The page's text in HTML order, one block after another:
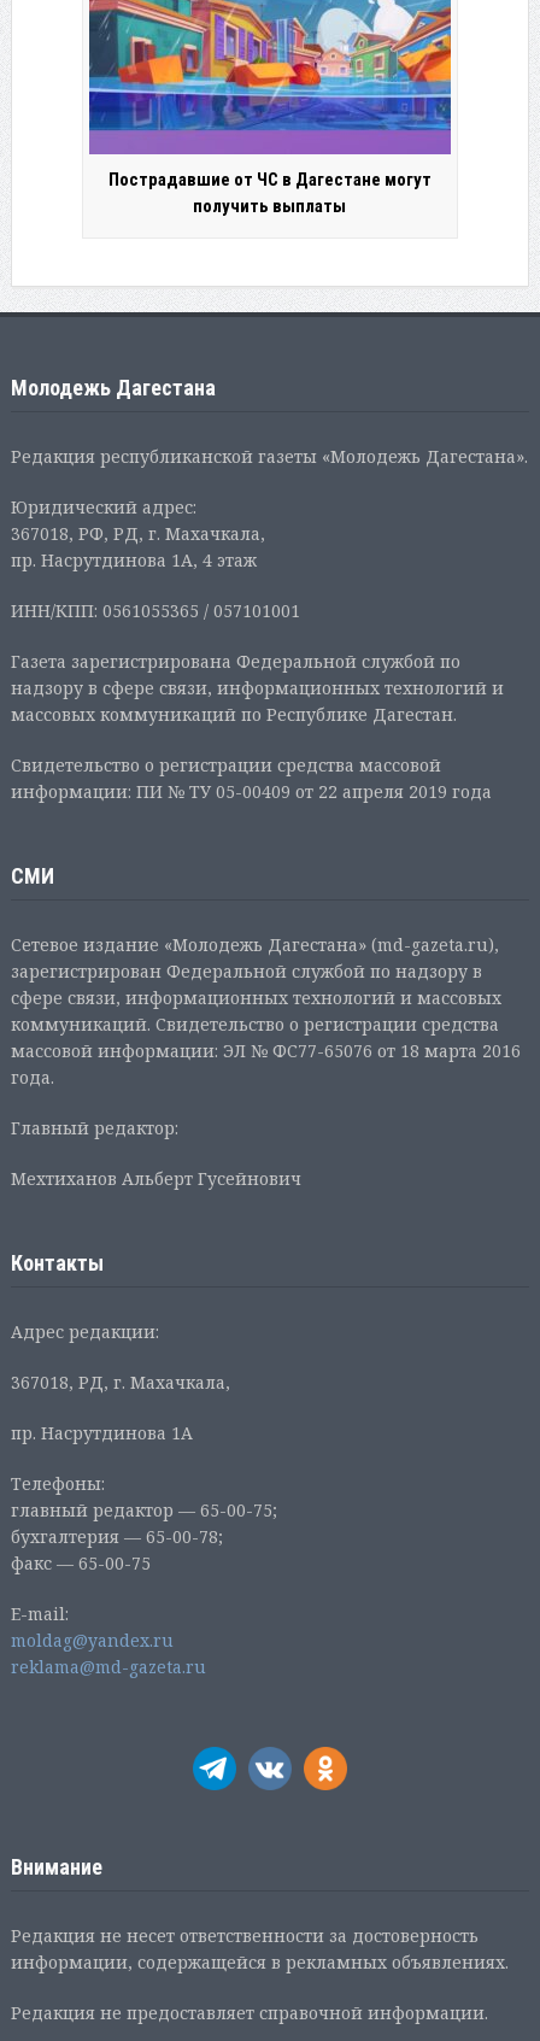
Пострадавшие от ЧС в Дагестане могут
получить выплаты
Молодежь Дагестана
Редакция республиканской газеты «Молодежь Дагестана».
Юридический адрес:
367018, РФ, РД, г. Махачкала,
пр. Насрутдинова 1А, 4 этаж
ИНН/КПП: 0561055365 / 057101001
Газета зарегистрирована Федеральной службой по
надзору в сфере связи, информационных технологий и
массовых коммуникаций по Республике Дагестан.
Свидетельство о регистрации средства массовой
информации: ПИ № ТУ 05-00409 от 22 апреля 2019 года
СМИ
Сетевое издание «Молодежь Дагестана» (md-gazeta.ru),
зарегистрирован Федеральной службой по надзору в
сфере связи, информационных технологий и массовых
коммуникаций. Свидетельство о регистрации средства
массовой информации: ЭЛ № ФС77-65076 от 18 марта 2016
года.
Главный редактор:
Мехтиханов Альберт Гусейнович
Контакты
Адрес редакции:
367018, РД, г. Махачкала,
пр. Насрутдинова 1А
Телефоны:
главный редактор — 65-00-75;
бухгалтерия — 65-00-78;
факс — 65-00-75
E-mail:
moldag@yandex.ru
reklama@md-gazeta.ru
Внимание
Редакция не несет ответственности за достоверность
информации, содержащейся в рекламных объявлениях.
Редакция не предоставляет справочной информации.